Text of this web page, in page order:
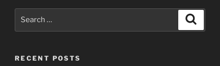
RECENT POSTS